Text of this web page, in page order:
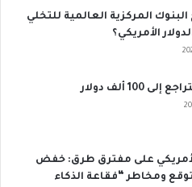
البنوك المركزية العالمية للتخلي
الأمريكي؟
100 ألف دولار
الأمريكي على مفترق طرق: خفض
ومخاطر “فقاعة الذكاء